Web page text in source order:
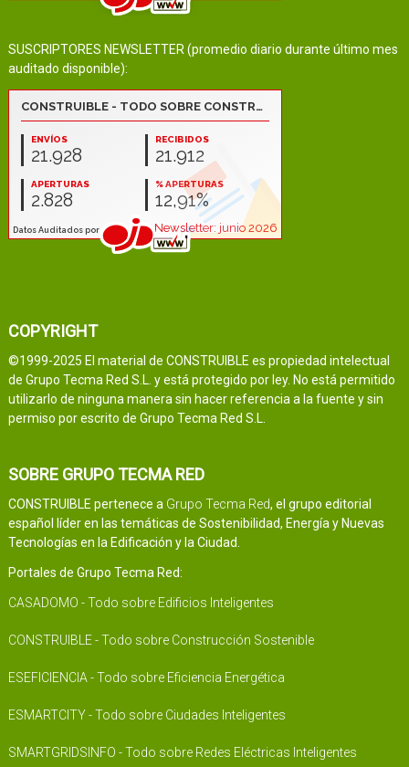
SUSCRIPTORES NEWSLETTER (promedio diario durante último mes
auditado disponible):
COPYRIGHT
©1999-2025 El material de CONSTRUIBLE es propiedad intelectual
de Grupo Tecma Red S.L. y está protegido por ley. No está permitido
utilizarlo de ninguna manera sin hacer referencia a la fuente y sin
permiso por escrito de Grupo Tecma Red S.L.
SOBRE GRUPO TECMA RED
CONSTRUIBLE pertenece a Grupo Tecma Red, el grupo editorial
español líder en las temáticas de Sostenibilidad, Energía y Nuevas
Tecnologías en la Edificación y la Ciudad.
Portales de Grupo Tecma Red:
CASADOMO - Todo sobre Edificios Inteligentes
CONSTRUIBLE - Todo sobre Construcción Sostenible
ESEFICIENCIA - Todo sobre Eficiencia Energética
ESMARTCITY - Todo sobre Ciudades Inteligentes
SMARTGRIDSINFO - Todo sobre Redes Eléctricas Inteligentes